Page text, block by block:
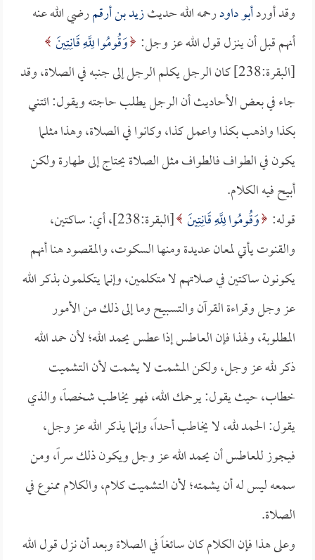
وقد أوردأبو داودرحمه الله حديثزيد بن أرقمرضي الله عنه
أنهم قبل أن ينزل قول الله عز وجل: وَقُومُوا لِلَّهِ قَانِتِينَ
[البقرة:238] كان الرجل يكلم الرجل إلى جنبه في الصلاة، وقد
جاء في بعض الأحاديث أن الرجل يطلب حاجته ويقول: ائتني
بكذا واذهب بكذا واعمل كذا، وكانوا في الصلاة، وهذا مثلما
يكون في الطواف فالطواف مثل الصلاة يحتاج إلى طهارة ولكن
أبيح فيه الكلام.
قوله: وَقُومُوا لِلَّهِ قَانِتِينَ
[البقرة:238]، أي: ساكتين،
والقنوت يأتي لمعان عديدة ومنها السكوت، والمقصود هنا أنهم
يكونون ساكتين في صلاتهم لا متكلمين، وإنما يتكلمون بذكر الله
عز وجل وقراءة القرآن والتسبيح وما إلى ذلك من الأمور
المطلوبة، ولهذا فإن العاطس إذا عطس يحمد الله؛ لأن حمد الله
ذكر لله عز وجل، ولكن المشمت لا يشمت لأن التشميت
خطاب، حيث يقول: يرحمك الله، فهو يخاطب شخصاً، والذي
يقول: الحمد لله، لا يخاطب أحداً، وإنما يذكر الله عز وجل،
فيجوز للعاطس أن يحمد الله عز وجل ويكون ذلك سراً، ومن
سمعه ليس له أن يشمته؛ لأن التشميت كلام، والكلام ممنوع في
الصلاة.
وعلى هذا فإن الكلام كان سائغاً في الصلاة وبعد أن نزل قول الله